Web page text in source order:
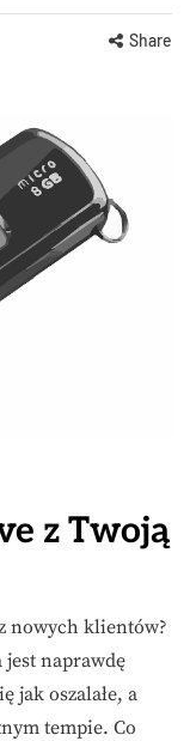
Share
z Twoją
nowych klientów?
jest naprawdę
jak oszalałe, a
tempie. Co